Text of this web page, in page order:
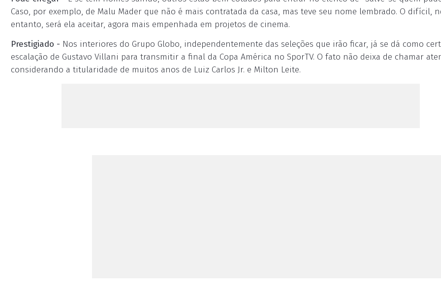
Caso, por exemplo, de Malu Mader que não é mais contratada da casa, mas teve seu nome lembrado. O difícil,
entanto, será ela aceitar, agora mais empenhada em projetos de cinema.
Prestigiado - Nos interiores do Grupo Globo, independentemente das seleções que irão ficar, já se dá como
escalação de Gustavo Villani para transmitir a final da Copa América no SporTV. O fato não deixa de chamar
considerando a titularidade de muitos anos de Luiz Carlos Jr. e Milton Leite.